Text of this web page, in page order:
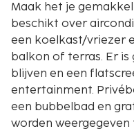
Maak het je
beschikt over
een koelkast/vriezer
balkon of terras. Er
blijven en een
entertainment.
een bubbelbad en
worden